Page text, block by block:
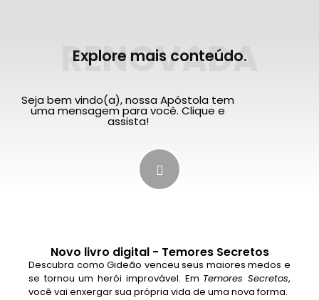
RENOVADA
Explore mais conteúdo.
Seja bem vindo(a), nossa Apóstola tem
uma mensagem para você. Clique e
assista!
Novo livro digital - Temores Secretos
Descubra como Gideão venceu seus maiores medos e
se tornou um herói improvável. Em Temores Secretos,
você vai enxergar sua própria vida de uma nova forma.